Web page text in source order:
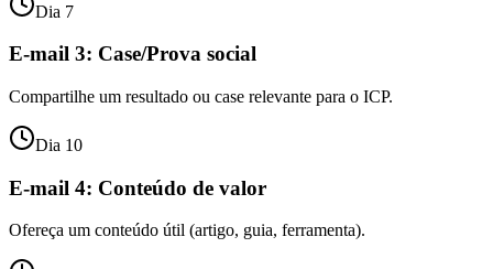
Dia 7
E-mail 3: Case/Prova social
Compartilhe um resultado ou case relevante para o ICP.
Dia 10
E-mail 4: Conteúdo de valor
Ofereça um conteúdo útil (artigo, guia, ferramenta).